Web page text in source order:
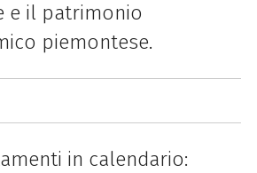
e il patrimonio
piemontese.
in calendario: